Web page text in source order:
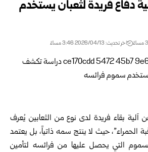
دفاع فريدة لثعبان يستخدم
اخر تحديث: 2026/04/13 3:46 مساءً
بقاء فريدة لدى نوع من الثعابين يُعرف
الحمراء”، حيث لا ينتج سمه ذاتياً، بل يعتمد
التي يحصل عليها من فرائسه لتأمين